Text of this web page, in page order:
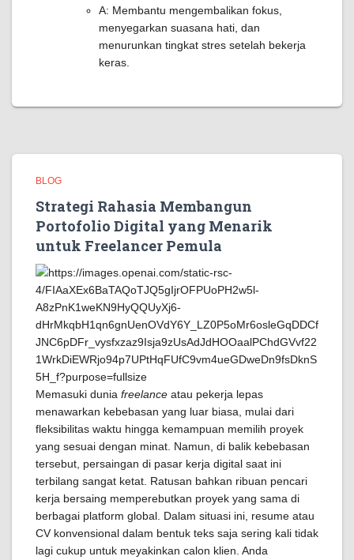
A: Membantu mengembalikan fokus,
menyegarkan suasana hati, dan
menurunkan tingkat stres setelah bekerja
keras.
BLOG
Strategi Rahasia Membangun
Portofolio Digital yang Menarik
untuk Freelancer Pemula
Memasuki dunia freelance atau pekerja lepas
menawarkan kebebasan yang luar biasa, mulai dari
fleksibilitas waktu hingga kemampuan memilih proyek
yang sesuai dengan minat. Namun, di balik kebebasan
tersebut, persaingan di pasar kerja digital saat ini
terbilang sangat ketat. Ratusan bahkan ribuan pencari
kerja bersaing memperebutkan proyek yang sama di
berbagai platform global. Dalam situasi ini, resume atau
CV konvensional dalam bentuk teks saja sering kali tidak
lagi cukup untuk meyakinkan calon klien. Anda